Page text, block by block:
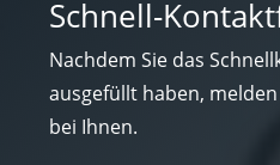
Schnell-
Nachdem Sie das
ausgefüllt haben,
bei Ihnen.